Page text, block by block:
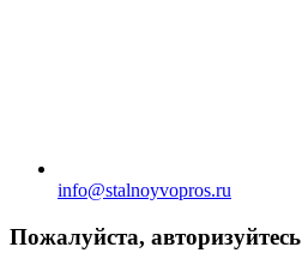
info@stalnoyvopros.ru
Пожалуйста, авторизуйтесь